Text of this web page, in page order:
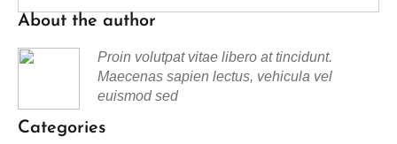
About the author
Proin volutpat vitae libero at tincidunt.
Maecenas sapien lectus, vehicula vel
euismod sed
Categories